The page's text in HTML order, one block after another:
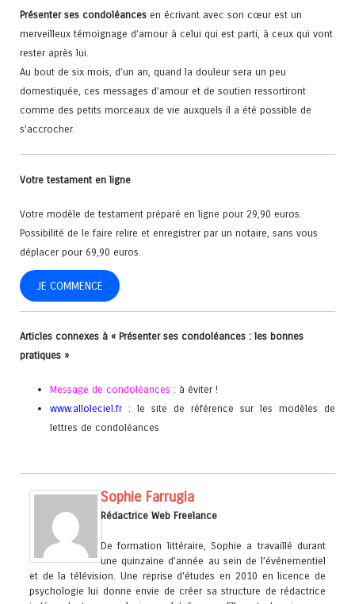
Présenter ses condoléances en écrivant avec son cœur est un
merveilleux témoignage d’amour à celui qui est parti, à ceux qui vont
rester après lui.
Au bout de six mois, d’un an, quand la douleur sera un peu
domestiquée, ces messages d’amour et de soutien ressortiront
comme des petits morceaux de vie auxquels il a été possible de
s’accrocher.
Votre testament en ligne
Votre modèle de testament préparé en ligne pour 29,90 euros.
Possibilité de le faire relire et enregistrer par un notaire, sans vous
déplacer pour 69,90 euros.
JE COMMENCE
Articles connexes à « Présenter ses condoléances : les bonnes
pratiques »
Message de condoléances : à éviter !
www.alloleciel.fr : le site de référence sur les modèles de
lettres de condoléances
Sophie Farrugia
Rédactrice Web Freelance
De formation littéraire, Sophie a travaillé durant
une quinzaine d’année au sein de l’événementiel
et de la télévision. Une reprise d'études en 2010 en licence de
psychologie lui donne envie de créer sa structure de rédactrice